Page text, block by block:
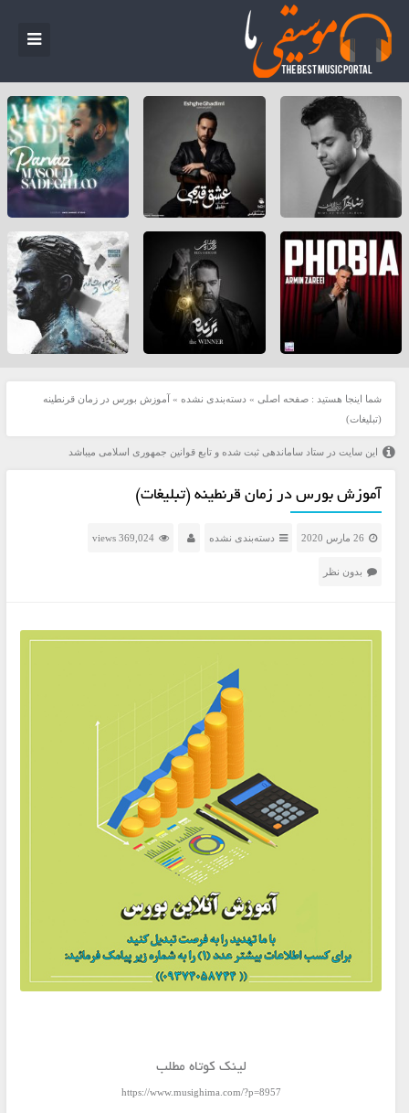
شما اینجا هستید : صفحه اصلی » دسته‌بندی نشده » آموزش بورس در زمان قرنطینه
(تبلیغات)
این سایت در ستاد ساماندهی ثبت شده و تابع قوانین جمهوری اسلامی میباشد
آموزش بورس در زمان قرنطینه (تبلیغات)
26 مارس 2020 دسته‌بندی نشده 369,024 views
بدون نظر
لینک کوتاه مطلب
https://www.musighima.com/?p=8957